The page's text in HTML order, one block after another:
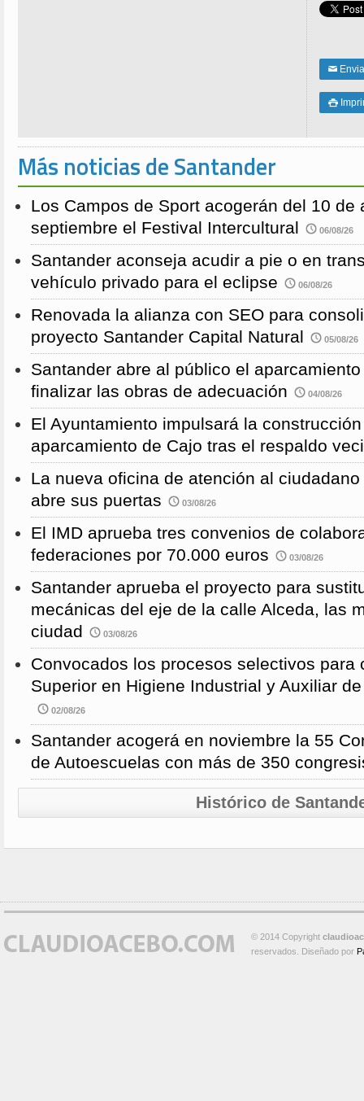
✉

Más noticias de Santander
Los Campos de Sport acogerán del 10 de
septiembre el Festival Intercultural
06/08/26
Santander aconseja acudir a pie o en
vehículo privado para el eclipse
06/08/26
Renovada la alianza con SEO para
proyecto Santander Capital Natural
05/08/26
Santander abre al público el
finalizar las obras de adecuación
04/08/26
El Ayuntamiento impulsará la
aparcamiento de Cajo tras el respaldo
La nueva oficina de atención al
abre sus puertas
03/08/26
El IMD aprueba tres convenios de
federaciones por 70.000 euros
03/08/26
Santander aprueba el proyecto para
mecánicas del eje de la calle Alceda, las
ciudad
03/08/26
Convocados los procesos selectivos para
Superior en Higiene Industrial y Auxiliar
02/08/26
Santander acogerá en noviembre la 55
de Autoescuelas con más de 350
Histórico de
© 2014 Copyright
reservados. Diseñado por